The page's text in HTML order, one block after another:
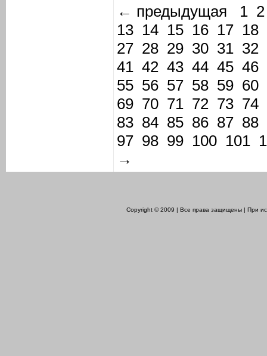
← предыдущая
1 2
13 14 15 16 17 18
27 28 29 30 31 32
41 42 43 44 45 46
55 56 57 58 59 60
69 70 71 72 73 74
83 84 85 86 87 88
97 98 99 100 101
→
Copyright © 2009 | Все права защищены | При